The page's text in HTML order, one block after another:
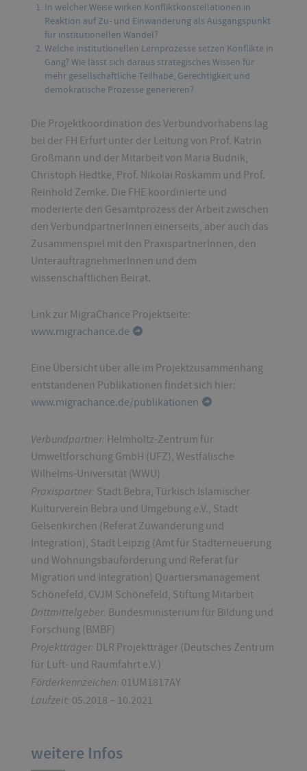
In welcher Weise wirken Konfliktkonstellationen in
Reaktion auf Zu- und Einwanderung als Ausgangspunkt
für institutionellen Wandel?
Welche institutionellen Lernprozesse setzen Konflikte in
Gang? Wie lässt sich daraus strategisches Wissen für
mehr gesellschaftliche Teilhabe, Gerechtigkeit und
demokratische Prozesse generieren?
Die Projektkoordination des Verbundvorhabens lag
bei der FH Erfurt unter der Leitung von Prof. Katrin
Großmann und der Mitarbeit von Maria Budnik,
Christoph Hedtke, Prof. Nikolai Roskamm und Prof.
Reinhold Zemke. Die FHE koordinierte und
moderierte den Gesamtprozess der Arbeit zwischen
den VerbundpartnerInnen einerseits, aber auch das
Zusammenspiel mit den PraxispartnerInnen, den
UnterauftragnehmerInnen und dem
wissenschaftlichen Beirat.
Link zur MigraChance Projektseite:
www.migrachance.de
Eine Übersicht über alle im Projektzusammenhang
entstandenen Publikationen findet sich hier:
www.migrachance.de/publikationen
Verbundpartner: Helmholtz-Zentrum für
Umweltforschung GmbH (UFZ), Westfälische
Wilhelms-Universität (WWU)
Praxispartner: Stadt Bebra, Türkisch Islamischer
Kulturverein Bebra und Umgebung e.V., Stadt
Gelsenkirchen (Referat Zuwanderung und
Integration), Stadt Leipzig (Amt für Stadterneuerung
und Wohnungsbauförderung und Referat für
Migration und Integration) Quartiersmanagement
Schönefeld, CVJM Schönefeld, Stiftung Mitarbeit
Drittmittelgeber: Bundesministerium für Bildung und
Forschung (BMBF)
Projektträger: DLR Projektträger (Deutsches Zentrum
für Luft- und Raumfahrt e.V.)
Förderkennzeichen: 01UM1817AY
Laufzeit: 05.2018 – 10.2021
weitere Infos